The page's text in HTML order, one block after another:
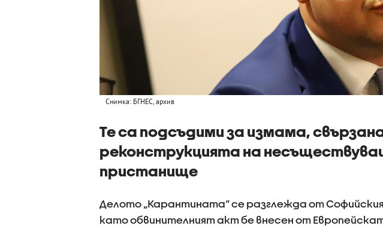
Снимка: БГНЕС, архив
Те са подсъдими за измама,
реконструкцията на
пристанище
Делото „Карантината“ се разглежда от
като обвинителният акт бе внесен от